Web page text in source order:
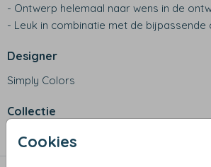
Cookies
- Ontwerp helemaal naar wens in de
- Leuk in combinatie met de bijpassende
Designer
Simply Colors
Collectie
Wenskaarten